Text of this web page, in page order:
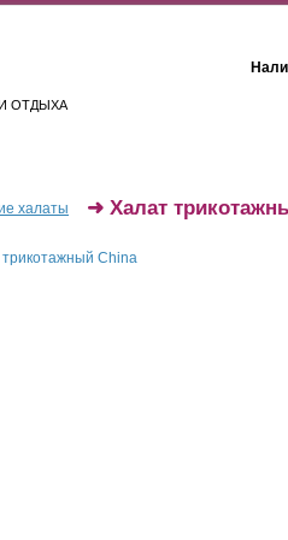
ОТДЫХА
халаты ➜ Халат